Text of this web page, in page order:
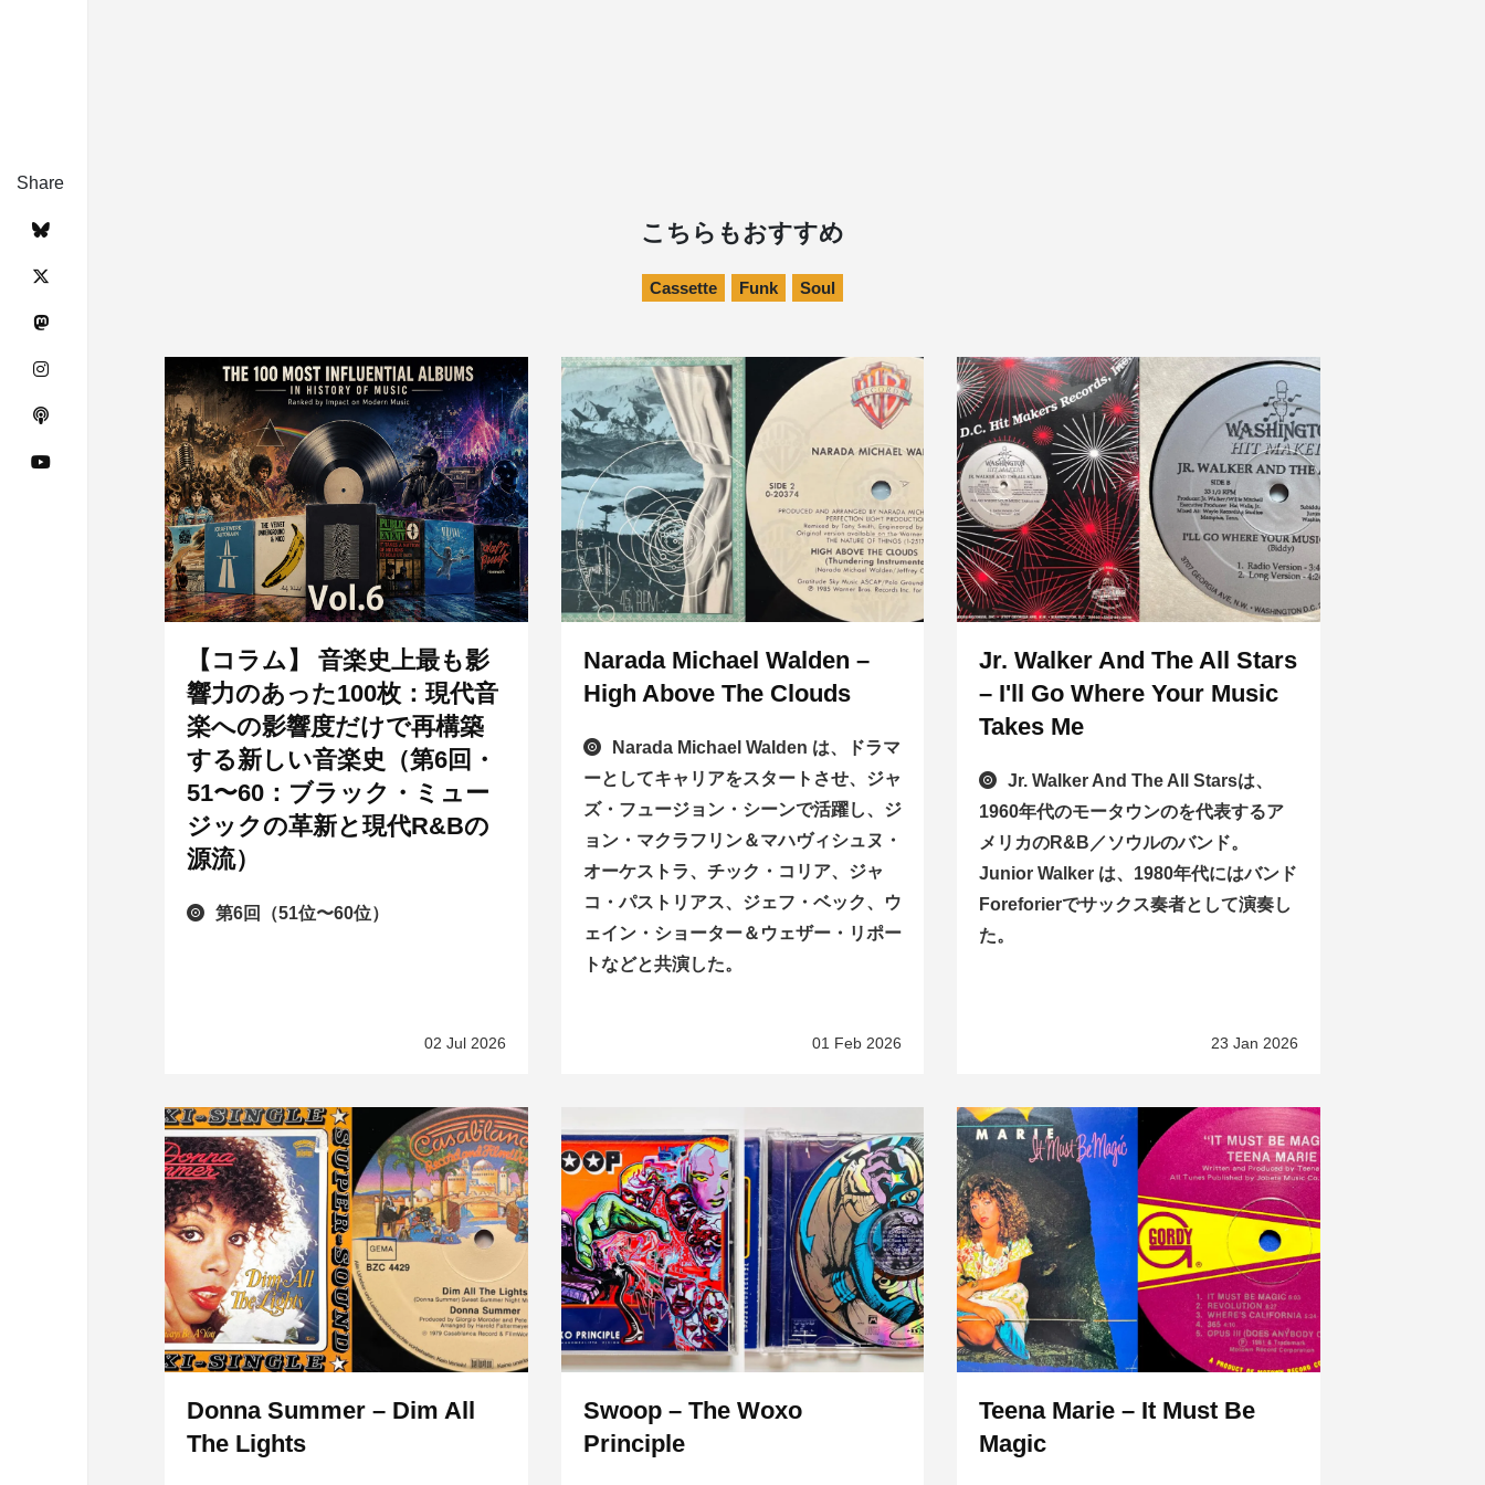
Share
こちらもおすすめ
Cassette Funk Soul
【コラム】 音楽史上最も影
響力のあった100枚：現代音
楽への影響度だけで再構築
する新しい音楽史（第6回・
51〜60：ブラック・ミュー
ジックの革新と現代R&Bの
源流）
第6回（51位〜60位）
02 Jul 2026
Narada Michael Walden –
High Above The Clouds
Narada Michael Walden は、ドラマ
ーとしてキャリアをスタートさせ、ジャ
ズ・フュージョン・シーンで活躍し、ジ
ョン・マクラフリン＆マハヴィシュヌ・
オーケストラ、チック・コリア、ジャ
コ・パストリアス、ジェフ・ベック、ウ
ェイン・ショーター＆ウェザー・リポー
トなどと共演した。
01 Feb 2026
Jr. Walker And The All Stars
– I'll Go Where Your Music
Takes Me
Jr. Walker And The All Starsは、
1960年代のモータウンのを代表するア
メリカのR&B／ソウルのバンド。
Junior Walker は、1980年代にはバンド
Foreforierでサックス奏者として演奏し
た。
23 Jan 2026
Donna Summer – Dim All
The Lights
Swoop – The Woxo
Principle
Teena Marie – It Must Be
Magic